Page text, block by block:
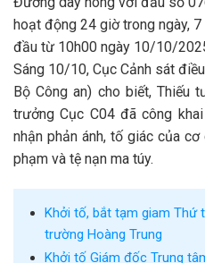
hoạt động 24 giờ trong ngày,
đầu từ 10h00 ngày 10/10/
Sáng 10/10, Cục Cảnh sát
Bộ Công an) cho biết, Thiếu
trưởng Cục C04 đã công
nhận phản ánh, tố giác của
phạm và tệ nạn ma túy.
Khởi tố, bắt tạm giam Thứ
trường Hoàng Trung
Khởi tố Giám đốc Trung